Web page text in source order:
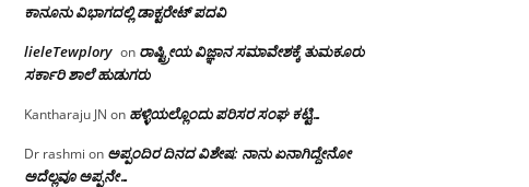
ಕಾನೂನು ವಿಭಾಗದಲ್ಲಿ ಡಾಕ್ಟರೇಟ್ ಪದವಿ
lieleTewplory on ರಾಷ್ಟ್ರೀಯ ವಿಜ್ಞಾನ ಸಮಾವೇಶಕ್ಕೆ‌ ತುಮಕೂರು
ಸರ್ಕಾರಿ ಶಾಲೆ ಹುಡುಗರು
Kantharaju JN on ಹಳ್ಳಿಯಲ್ಲೊಂದು ಪರಿಸರ ಸಂಘ ಕಟ್ಟಿ…
Dr rashmi on ಅಪ್ಪಂದಿರ ದಿನದ ವಿಶೇಷ: ನಾನು ಏನಾಗಿದ್ದೇನೋ‌
ಅದೆಲ್ಲವೂ ಅಪ್ಪನೇ…